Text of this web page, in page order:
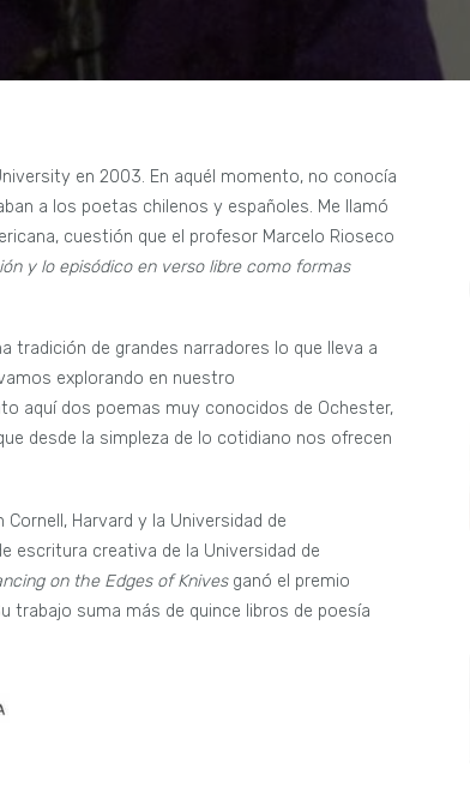
en 2003. En aquél momento, no conocía
a los poetas chilenos y españoles. Me llamó
cuestión que el profesor Marcelo Rioseco
y lo episódico en verso libre como formas
tradición de grandes narradores lo que lleva a
explorando en nuestro
aquí dos poemas muy conocidos de Ochester,
desde la simpleza de lo cotidiano nos ofrecen
Harvard y la Universidad de
escritura creativa de la Universidad de
on the Edges of Knivesganó el premio
trabajo suma más de quince libros de poesía